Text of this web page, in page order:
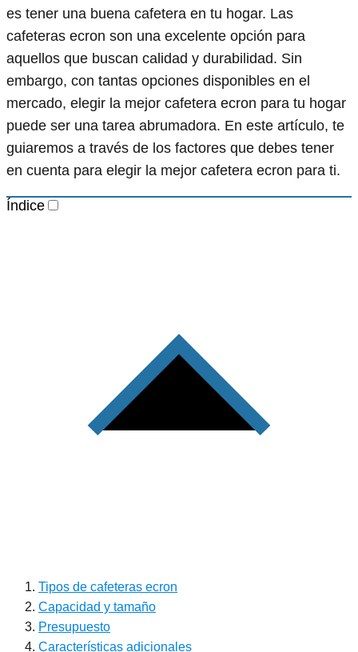
es tener una buena cafetera en tu hogar. Las
cafeteras ecron son una excelente opción para
aquellos que buscan calidad y durabilidad. Sin
embargo, con tantas opciones disponibles en el
mercado, elegir la mejor cafetera ecron para tu hogar
puede ser una tarea abrumadora. En este artículo, te
guiaremos a través de los factores que debes tener
en cuenta para elegir la mejor cafetera ecron para ti.
Índice
Tipos de cafeteras ecron
Capacidad y tamaño
Presupuesto
Características adicionales